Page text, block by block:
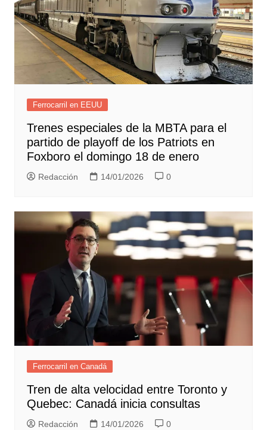
Ferrocarril en EEUU
Trenes especiales de la MBTA para el
partido de playoff de los Patriots en
Foxboro el domingo 18 de enero
Redacción 14/01/2026 0
Ferrocarril en Canadá
Tren de alta velocidad entre Toronto y
Quebec: Canadá inicia consultas
Redacción 14/01/2026 0